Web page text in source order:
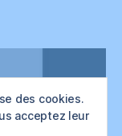
des cookies.
acceptez leur